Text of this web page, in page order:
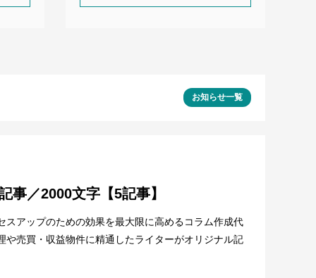
お知らせ一覧
事／2000文字【5記事】
スアップのための効果を最大限に高めるコラム作成代
や売買・収益物件に精通したライターがオリジナル記